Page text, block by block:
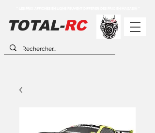
TOTAL-RC